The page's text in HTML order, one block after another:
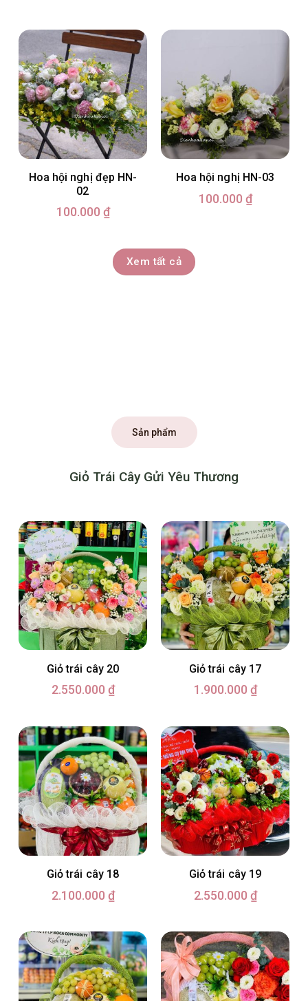
Hoa hội nghị đẹp HN-
02
100.000 ₫
Hoa hội nghị HN-03
100.000 ₫
Xem tất cả
Sản phẩm
Giỏ Trái Cây Gửi Yêu Thương
Giỏ trái cây 20
2.550.000 ₫
Giỏ trái cây 17
1.900.000 ₫
Giỏ trái cây 18
2.100.000 ₫
Giỏ trái cây 19
2.550.000 ₫